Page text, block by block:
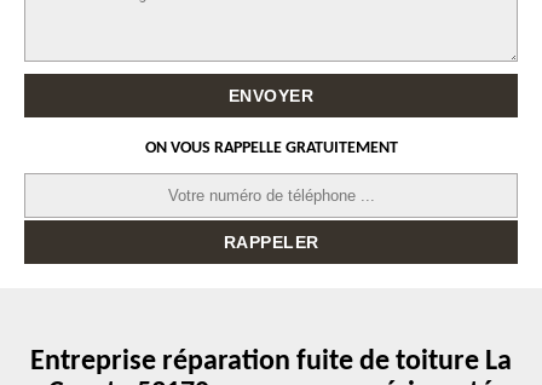
ON VOUS RAPPELLE GRATUITEMENT
Entreprise réparation fuite de toiture La